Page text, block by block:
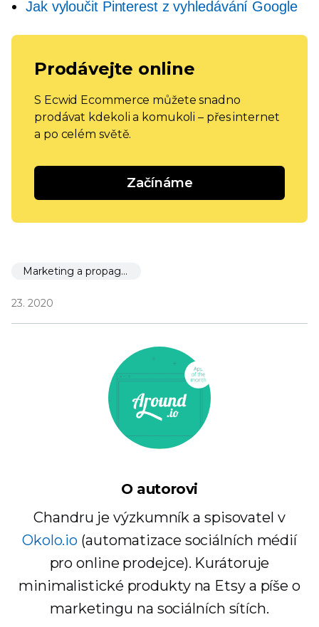
Jak vyloučit Pinterest z vyhledávání Google
Prodávejte online
S Ecwid Ecommerce můžete snadno
prodávat kdekoli a komukoli – přes internet
a po celém světě.
Začínáme
Marketing a propagace
23. 2020
O autorovi
Chandru je výzkumník a spisovatel v
Okolo.io (automatizace sociálních médií
pro online prodejce). Kurátoruje
minimalistické produkty na Etsy a píše o
marketingu na sociálních sítích.